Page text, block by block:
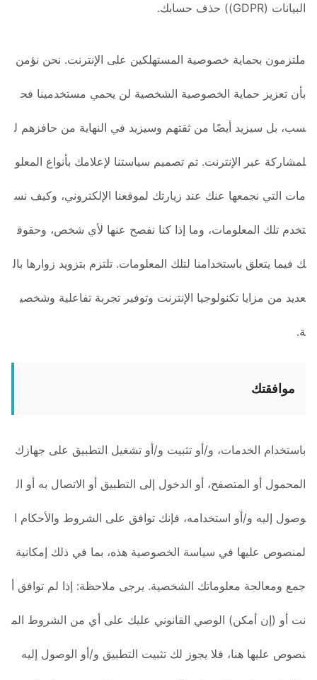
البيانات (GDPR)) حذف حسابك.
ملتزمون بحماية خصوصية المستهلكين على الإنترنت. نحن نؤمن
بأن تعزيز حماية الخصوصية الشخصية لن يحمي مستخدمينا فح
سب، بل سيزيد أيضًا من ثقتهم وسيزيد في النهاية من حافزهم ل
لمشاركة عبر الإنترنت. تم تصميم سياستنا لإعلامك بأنواع المعلو
مات التي نجمعها عنك عند زيارتك لموقعنا الإلكتروني، وكيف نس
تخدم تلك المعلومات، وما إذا كنا نفصح عنها لأي شخص، وحقوق
ك فيما يتعلق باستخدامنا لتلك المعلومات. تلتزم بتزويد زوارها بال
عديد من مزايا تكنولوجيا الإنترنت وتوفير تجربة تفاعلية وشخصي
ة.
موافقتك
باستخدام الخدمات، و/أو تثبيت و/أو تشغيل التطبيق على جهازك
المحمول أو المتصفح، أو الدخول إلى التطبيق أو الاتصال به أو ال
وصول إليه و/أو استخدامه، فإنك توافق على الشروط والأحكام ا
لمنصوص عليها في سياسة الخصوصية هذه، بما في ذلك إمكانية
جمع ومعالجة معلوماتك الشخصية. يرجى ملاحظة: إذا لم توافق أ
نت أو (إن أمكن) الوصي القانوني عليك على أي من الشروط الم
نصوص عليها هنا، فلا يجوز لك تثبيت التطبيق و/أو الوصول إليه